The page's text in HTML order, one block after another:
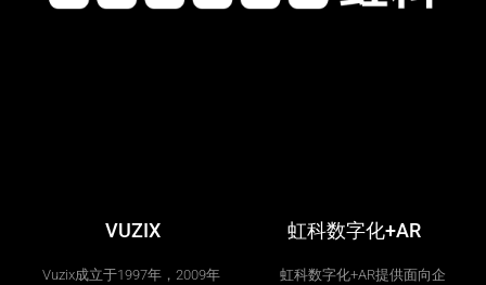
VUZIX
Vuzix成立于1997年，2009年
虹科数字化+AR
虹科数字化+AR提供面向企